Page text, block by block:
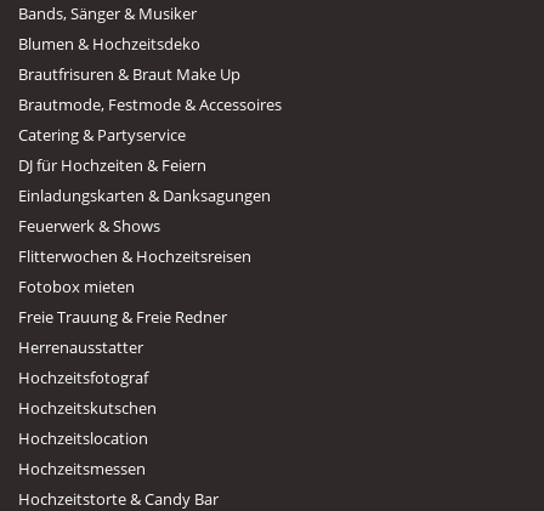
Bands, Sänger & Musiker
Blumen & Hochzeitsdeko
Brautfrisuren & Braut Make Up
Brautmode, Festmode & Accessoires
Catering & Partyservice
DJ für Hochzeiten & Feiern
Einladungskarten & Danksagungen
Feuerwerk & Shows
Flitterwochen & Hochzeitsreisen
Fotobox mieten
Freie Trauung & Freie Redner
Herrenausstatter
Hochzeitsfotograf
Hochzeitskutschen
Hochzeitslocation
Hochzeitsmessen
Hochzeitstorte & Candy Bar